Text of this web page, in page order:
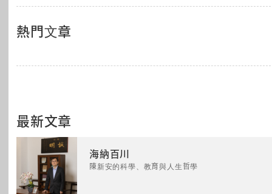
熱門文章
最新文章
海納百川
陳新安的科學、教育與人生哲學